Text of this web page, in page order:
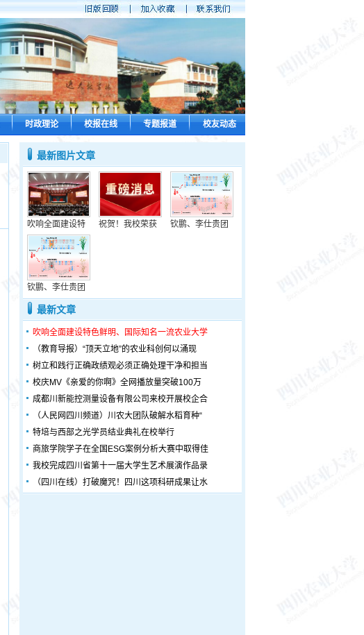
时政理论 校报在线 专题报道 校友动态
最新图片文章
吹响全面建设特 祝贺！我校荣获 钦鹏、李仕贵团
钦鹏、李仕贵团
最新文章
吹响全面建设特色鲜明、国际知名一流农业大学
（教育导报）“顶天立地”的农业科创何以涌现
树立和践行正确政绩观必须正确处理干净和担当
校庆MV《亲爱的你啊》全网播放量突破100万
成都川新能控测量设备有限公司来校开展校企合
（人民网四川频道）川农大团队破解水稻育种“
特培与西部之光学员结业典礼在校举行
商旅学院学子在全国ESG案例分析大赛中取得佳
我校完成四川省第十一届大学生艺术展演作品录
（四川在线）打破魔咒！四川这项科研成果让水